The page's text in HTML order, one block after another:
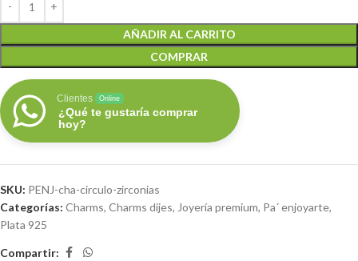
AÑADIR AL CARRITO
COMPRAR
Clientes Online
¿Qué te gustaría comprar
hoy?
SKU: PENJ-cha-circulo-zirconias
Categorías: Charms, Charms dijes, Joyería premium, Pa´ enjoyarte,
Plata 925
Compartir: